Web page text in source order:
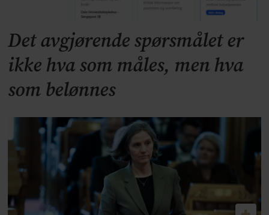
Det avgjørende spørsmålet er
ikke hva som måles, men hva
som belønnes